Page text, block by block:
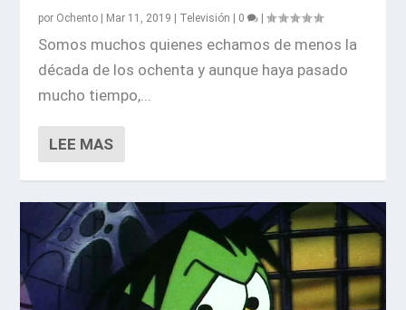
por Ochento | Mar 11, 2019 | Televisión | 0 |
Somos muchos quienes echamos de menos la
década de los ochenta y aunque haya pasado
mucho tiempo,...
LEE MAS